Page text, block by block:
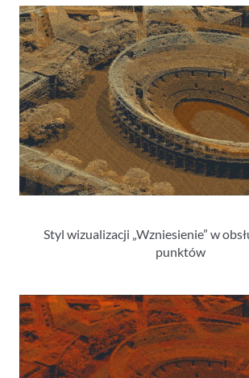
Styl wizualizacji „Wzniesienie” w
punktów